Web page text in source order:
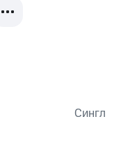
Сингл